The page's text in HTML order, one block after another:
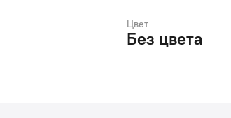
Цвет
Без цвета